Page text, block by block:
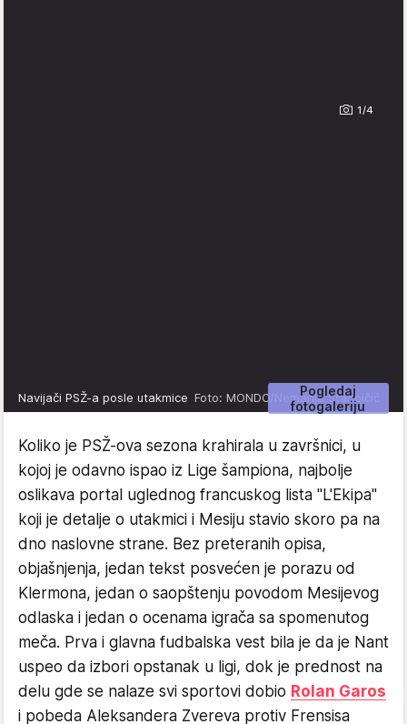
1/4
Pogledaj
fotogaleriju
Navijači PSŽ-a posle utakmice Foto: MONDO/Nemanja Stanojčić
Koliko je PSŽ-ova sezona krahirala u završnici, u
kojoj je odavno ispao iz Lige šampiona, najbolje
oslikava portal uglednog francuskog lista "L'Ekipa"
koji je detalje o utakmici i Mesiju stavio skoro pa na
dno naslovne strane. Bez preteranih opisa,
objašnjenja, jedan tekst posvećen je porazu od
Klermona, jedan o saopštenju povodom Mesijevog
odlaska i jedan o ocenama igrača sa spomenutog
meča. Prva i glavna fudbalska vest bila je da je Nant
uspeo da izbori opstanak u ligi, dok je prednost na
delu gde se nalaze svi sportovi dobio Rolan Garos
i pobeda Aleksandera Zvereva protiv Frensisa